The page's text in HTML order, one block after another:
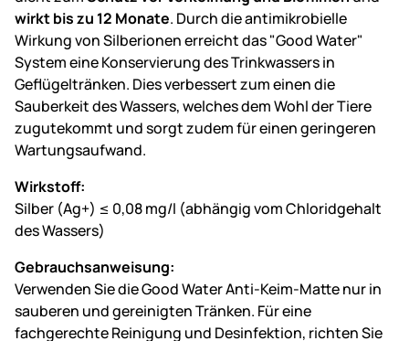
wirkt bis zu 12 Monate. Durch die antimikrobielle
Wirkung von Silberionen erreicht das "Good Water"
System eine Konservierung des Trinkwassers in
Geflügeltränken. Dies verbessert zum einen die
Sauberkeit des Wassers, welches dem Wohl der Tiere
zugutekommt und sorgt zudem für einen geringeren
Wartungsaufwand.
Wirkstoff:
Silber (Ag+) ≤ 0,08 mg/l (abhängig vom Chloridgehalt
des Wassers)
Gebrauchsanweisung:
Verwenden Sie die Good Water Anti-Keim-Matte nur in
sauberen und gereinigten Tränken. Für eine
fachgerechte Reinigung und Desinfektion, richten Sie